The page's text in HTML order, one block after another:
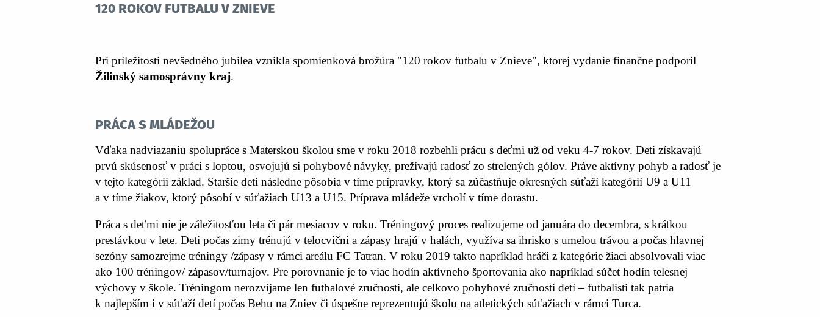
120 rokov futbalu v Znieve
Pri príležitosti nevšedného jubilea vznikla spomienková brožúra "120 rokov futbalu v Znieve", ktorej vydanie finančne podporil
Žilinský samosprávny kraj.
Práca s mládežou
Vďaka nadviazaniu spolupráce s Materskou školou sme v roku 2018 rozbehli prácu s deťmi už od veku 4-7 rokov. Deti získavajú
prvú skúsenosť v práci s loptou, osvojujú si pohybové návyky, prežívajú radosť zo strelených gólov. Práve aktívny pohyb a radosť je
v tejto kategórii základ. Staršie deti následne pôsobia v tíme prípravky, ktorý sa zúčastňuje okresných súťaží kategórií U9 a U11
a v tíme žiakov, ktorý pôsobí v súťažiach U13 a U15. Príprava mládeže vrcholí v tíme dorastu.
Práca s deťmi nie je záležitosťou leta či pár mesiacov v roku. Tréningový proces realizujeme od januára do decembra, s krátkou
prestávkou v lete. Deti počas zimy trénujú v telocvični a zápasy hrajú v halách, využíva sa ihrisko s umelou trávou a počas hlavnej
sezóny samozrejme tréningy /zápasy v rámci areálu FC Tatran. V roku 2019 takto napríklad hráči z kategórie žiaci absolvovali viac
ako 100 tréningov/ zápasov/turnajov. Pre porovnanie je to viac hodín aktívneho športovania ako napríklad súčet hodín telesnej
výchovy v škole. Tréningom nerozvíjame len futbalové zručnosti, ale celkovo pohybové zručnosti detí – futbalisti tak patria
k najlepším i v súťaží detí počas Behu na Zniev či úspešne reprezentujú školu na atletických súťažiach v rámci Turca.